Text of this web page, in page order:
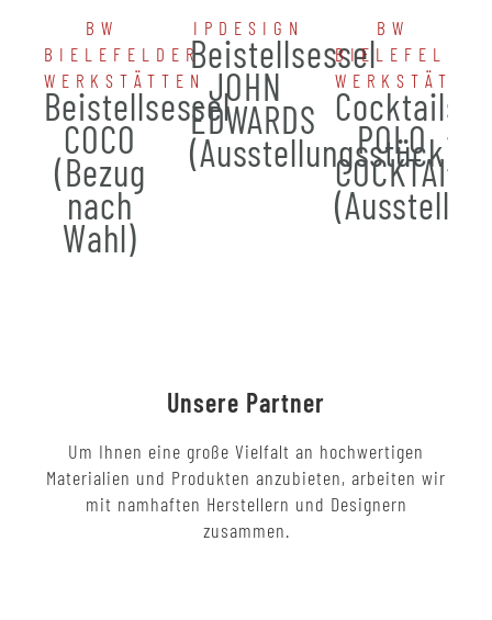
BW
BIELEFELDER
WERKSTÄTTEN
Beistellsessel
COCO
(Bezug
nach
Wahl)
IPDESIGN
Beistellsessel
JOHN
EDWARDS
(Ausstellungsstück)
BW
BIELEFELDER
POLO
COCKTAIL
Unsere Partner
Um Ihnen eine große Vielfalt an hochwertigen
Materialien und Produkten anzubieten, arbeiten wir
mit namhaften Herstellern und Designern
zusammen.